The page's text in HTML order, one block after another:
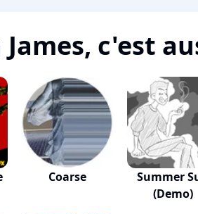
James, c'est
Coarse
Summer
(Demo)